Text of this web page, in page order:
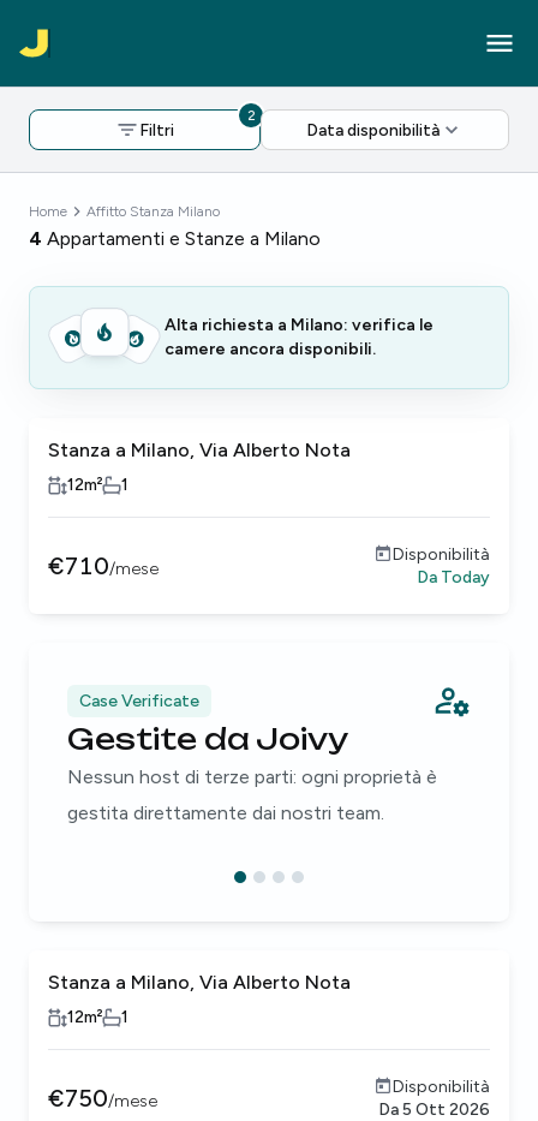
Filtri
2
Data disponibilità
Home Affitto Stanza Milano
4 Appartamenti e Stanze a Milano
Alta richiesta a Milano: verifica le
camere ancora disponibili.
Stanza a Milano, Via Alberto Nota
12m² 1
€710/mese
Disponibilità
Da Today
Case Verificate
Gestite da Joivy
Nessun host di terze parti: ogni proprietà è
gestita direttamente dai nostri team.
Stanza a Milano, Via Alberto Nota
12m² 1
€750/mese
Disponibilità
Da5 Ott 2026